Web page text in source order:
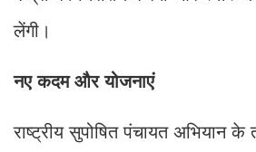
लेंगी।
नए कदम और योजनाएं
राष्ट्रीय सुपोषित पंचायत अभियान के